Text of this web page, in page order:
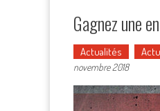
Gagnez une
Actualités
novembre 2018